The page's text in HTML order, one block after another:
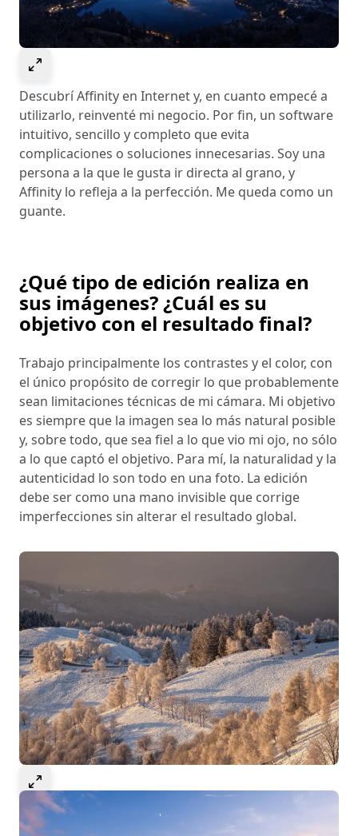
Descubrí Affinity en Internet y, en cuanto empecé a
utilizarlo, reinventé mi negocio. Por fin, un software
intuitivo, sencillo y completo que evita
complicaciones o soluciones innecesarias. Soy una
persona a la que le gusta ir directa al grano, y
Affinity lo refleja a la perfección. Me queda como un
guante.
¿Qué tipo de edición realiza en
sus imágenes? ¿Cuál es su
objetivo con el resultado final?
Trabajo principalmente los contrastes y el color, con
el único propósito de corregir lo que probablemente
sean limitaciones técnicas de mi cámara. Mi objetivo
es siempre que la imagen sea lo más natural posible
y, sobre todo, que sea fiel a lo que vio mi ojo, no sólo
a lo que captó el objetivo. Para mí, la naturalidad y la
autenticidad lo son todo en una foto. La edición
debe ser como una mano invisible que corrige
imperfecciones sin alterar el resultado global.